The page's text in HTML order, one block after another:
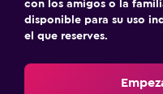
con los amigos o la
disponible para su uso
el que reserves.